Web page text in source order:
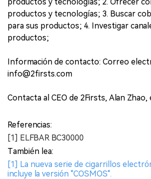
productos y tecnologías; 3. Buscar
para sus productos; 4. Investigar
productos;
Información de contacto: Correo
info@2firsts.com
Contacta al CEO de 2Firsts, Alan Zhao,
Referencias:
[1] ELFBAR BC30000
También lea:
[1] La nueva serie de cigarrillos
incluye la versión "COSMOS".